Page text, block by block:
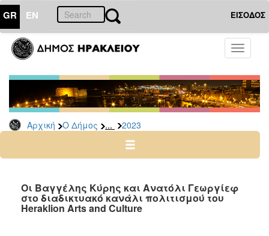
GR EN ΕΙΣΟΔΟΣ
Toggle
Αρχική Ο Δήμος ... 2023
ΔΗΜΟΣ
Δελτία
Τύπου
Αρχείο
2026
2024
2022
Οι Βαγγέλης Κύρης και Ανατόλι Γεωργίεφ
στο διαδικτυακό κανάλι πολιτισμού του
Heraklion Arts and Culture